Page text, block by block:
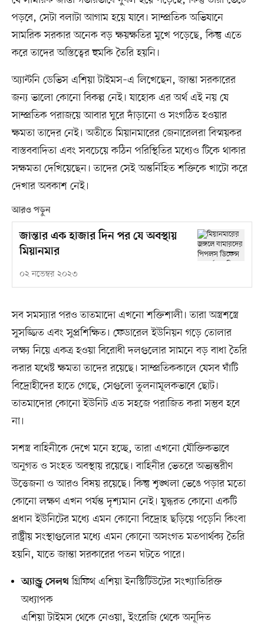
পড়বে, সেটা বলাটা আগাম হয়ে যাবে। সাম্প্রতিক অভিযানে
সামরিক সরকার অনেক বড় ক্ষয়ক্ষতির মুখে পড়েছে, কিন্তু এতে
করে তাদের অস্তিত্বের হুমকি তৈরি হয়নি।
অ্যান্টনি ডেভিস এশিয়া টাইমস–এ লিখেছেন, জান্তা সরকারের
জন্য ভালো কোনো বিকল্প নেই। যাহোক এর অর্থ এই নয় যে
সাম্প্রতিক পরাজয়ে আবার ঘুরে দাঁড়ানো ও সংগঠিত হওয়ার
ক্ষমতা তাদের নেই। অতীতে মিয়ানমারের জেনারেলরা বিস্ময়কর
বাস্তববাদিতা এবং সবচেয়ে কঠিন পরিস্থিতির মধ্যেও টিকে থাকার
সক্ষমতা দেখিয়েছেন। তাদের সেই অন্তর্নিহিত শক্তিকে খাটো করে
দেখার অবকাশ নেই।
আরও পড়ুন
জান্তার এক হাজার দিন পর যে অবস্থায়
মিয়ানমার
০২ নভেম্বর ২০২৩
সব সমস্যার পরও তাতমাদো এখনো শক্তিশালী। তারা অস্ত্রশস্ত্রে
সুসজ্জিত এবং সুপ্রশিক্ষিত। ফেডারেল ইউনিয়ন গড়ে তোলার
লক্ষ্য নিয়ে একত্র হওয়া বিরোধী দলগুলোর সামনে বড় বাধা তৈরি
করার যথেষ্ট ক্ষমতা তাদের রয়েছে। সাম্প্রতিককালে যেসব ঘাঁটি
বিদ্রোহীদের হাতে গেছে, সেগুলো তুলনামূলকভাবে ছোট।
তাতমাদোর কোনো ইউনিট এত সহজে পরাজিত করা সম্ভব হবে
না।
সশস্ত্র বাহিনীকে দেখে মনে হচ্ছে, তারা এখনো যৌক্তিকভাবে
অনুগত ও সংহত অবস্থায় রয়েছে। বাহিনীর ভেতরে অভ্যন্তরীণ
উত্তেজনা ও আরও বিষয় রয়েছে। কিন্তু শৃঙ্খলা ভেঙে পড়ার মতো
কোনো লক্ষণ এখন পর্যন্ত দৃশ্যমান নেই। যুদ্ধরত কোনো একটি
প্রধান ইউনিটের মধ্যে এমন কোনো বিদ্রোহ ছড়িয়ে পড়েনি কিংবা
রাষ্ট্রীয় সংস্থাগুলোর মধ্যে এমন কোনো অসংগত মতপার্থক্য তৈরি
হয়নি, যাতে জান্তা সরকারের পতন ঘটতে পারে।
অ্যান্ড্রু সেলথগ্রিফিথ এশিয়া ইনস্টিটিউটের সংখ্যাতিরিক্ত
অধ্যাপক
এশিয়া টাইমস থেকে নেওয়া, ইংরেজি থেকে অনূদিত